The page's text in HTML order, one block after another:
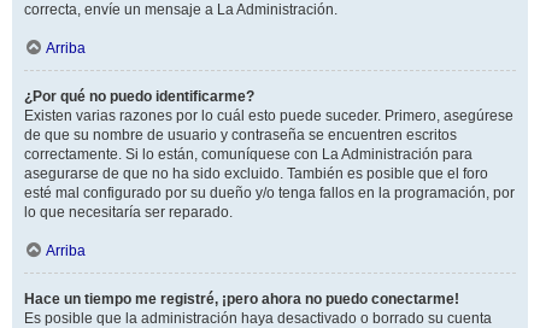
correcta, envíe un mensaje a La Administración.
Arriba
¿Por qué no puedo identificarme?
Existen varias razones por lo cuál esto puede suceder. Primero, asegúrese
de que su nombre de usuario y contraseña se encuentren escritos
correctamente. Si lo están, comuníquese con La Administración para
asegurarse de que no ha sido excluido. También es posible que el foro
esté mal configurado por su dueño y/o tenga fallos en la programación, por
lo que necesitaría ser reparado.
Arriba
Hace un tiempo me registré, ¡pero ahora no puedo conectarme!
Es posible que la administración haya desactivado o borrado su cuenta